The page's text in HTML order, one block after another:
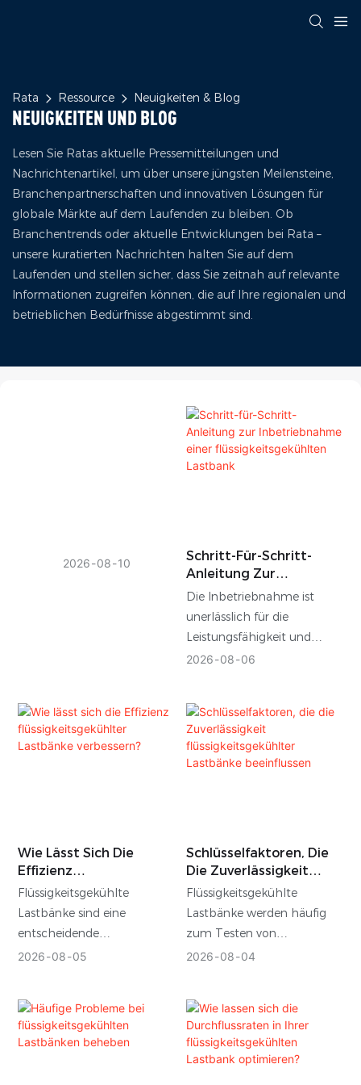
Rata Ressource Neuigkeiten & Blog
NEUIGKEITEN UND BLOG
Lesen Sie Ratas aktuelle Pressemitteilungen und
Nachrichtenartikel, um über unsere jüngsten Meilensteine,
Branchenpartnerschaften und innovativen Lösungen für
globale Märkte auf dem Laufenden zu bleiben. Ob
Branchentrends oder aktuelle Entwicklungen bei Rata –
unsere kuratierten Nachrichten halten Sie auf dem
Laufenden und stellen sicher, dass Sie zeitnah auf relevante
Informationen zugreifen können, die auf Ihre regionalen und
betrieblichen Bedürfnisse abgestimmt sind.
2026 08 10
Schritt-Für-Schritt-
Anleitung Zur
Inbetriebnahme Einer
Flüssigkeitsgekühlten
Die Inbetriebnahme ist
unerlässlich für die
Leistungsfähigkeit und
Zuverlässigkeit und eine
Energieanlage. Um die
Einhaltung dieser
Anforderungen zu
Transformatoren,
Schaltanlagen und
Batteriespeichersysteme
(BESS) unter realistischen
Lastbedingungen getestet
werden.
2026 08 06
Wie Lässt Sich Die
Effizienz
Flüssigkeitsgekühlter
Lastbänke Verbessern?
Flüssigkeitsgekühlte
Lastbänke sind eine
entscheidende
Komponente bei der
Batteriespeichersystemen
und anderen kritischen
2026 08 05
Schlüsselfaktoren, Die
Die Zuverlässigkeit
Flüssigkeitsgekühlter
Lastbänke Beeinflussen
Flüssigkeitsgekühlte
Lastbänke werden häufig
zum Testen von
Generatoren, USV-Anlagen,
Stromversorgungsgeräten
eingesetzt. Dank ihrer
effektiven Wärmeableitung
2026 08 04